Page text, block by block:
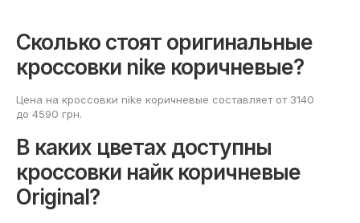
Сколько стоят оригинальные
кроссовки nike коричневые?
Цена на кроссовки nike коричневые составляет от 3140
до 4590 грн.
В каких цветах доступны
кроссовки найк коричневые
Original?